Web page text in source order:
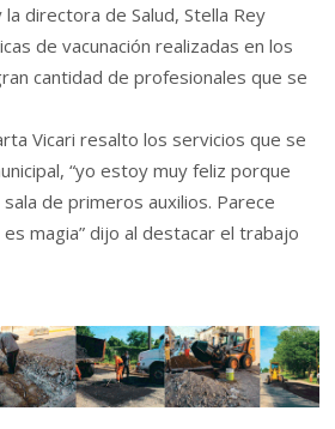
directora de Salud, Stella Rey
de vacunación realizadas en los
cantidad de profesionales que se
Vicari resalto los servicios que se
“yo estoy muy feliz porque
de primeros auxilios. Parece
magia” dijo al destacar el trabajo